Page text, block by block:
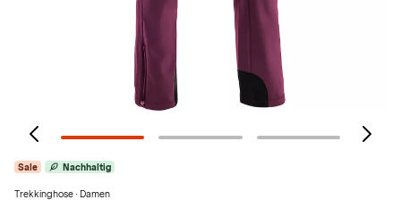
Sale Nachhaltig
Trekkinghose · Damen